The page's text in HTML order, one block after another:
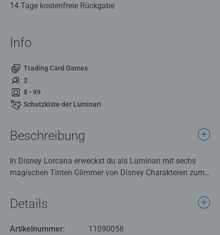
14 Tage kostenfreie Rückgabe
Info
Trading Card Games
2
8 - 99
Schatzkiste der Luminari
Beschreibung
In Disney Lorcana erweckst du als Luminari mit sechs
magischen Tinten Glimmer von Disney Charakteren zum
Die Schatzkiste der Luminari enthält exklusive Inhalte und
bietet einen Einblick in die Welt von Lorcana.
Details
Artikelnummer:
11090058